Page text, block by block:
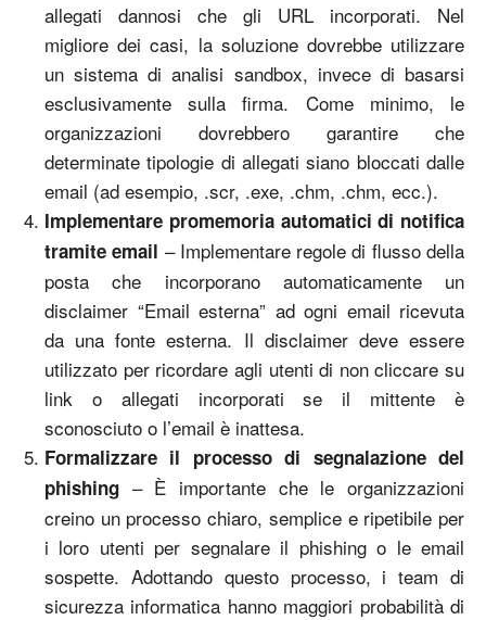
allegati dannosi che gli URL incorporati. Nel
migliore dei casi, la soluzione dovrebbe utilizzare
un sistema di analisi sandbox, invece di basarsi
esclusivamente sulla firma. Come minimo, le
organizzazioni dovrebbero garantire che
determinate tipologie di allegati siano bloccati dalle
email (ad esempio, .scr, .exe, .chm, .chm, ecc.).
Implementare promemoria automatici di notifica
tramite email – Implementare regole di flusso della
posta che incorporano automaticamente un
disclaimer “Email esterna” ad ogni email ricevuta
da una fonte esterna. Il disclaimer deve essere
utilizzato per ricordare agli utenti di non cliccare su
link o allegati incorporati se il mittente è
sconosciuto o l’email è inattesa.
Formalizzare il processo di segnalazione del
phishing – È importante che le organizzazioni
creino un processo chiaro, semplice e ripetibile per
i loro utenti per segnalare il phishing o le email
sospette. Adottando questo processo, i team di
sicurezza informatica hanno maggiori probabilità di